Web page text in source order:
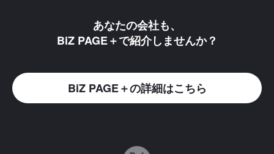
あなたの会社も、
BiZ PAGE＋で紹介しませんか？
BiZ PAGE＋の詳細はこちら